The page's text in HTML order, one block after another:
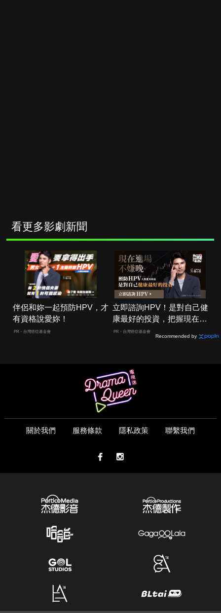
看更多影劇新聞
伴侶和妳一起預防HPV，才
有資格說愛妳！
PR・台灣癌症基金會
立即諮詢HPV！是對自己健
康最好的投資，把握現在不
嫌晚！
PR・台灣癌症基金會
Recommended by
關於我們 服務條款 隱私政策 聯繫我們